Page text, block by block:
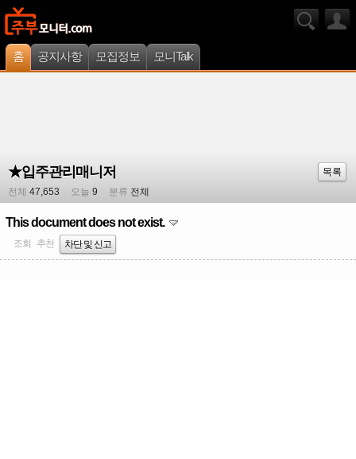
홈 공지사항 모집정보 모니Talk
★입주관리매니저
목록
전체 47,653 오늘 9 분류 전체
This document does not exist.
조회 추천 차단 및 신고